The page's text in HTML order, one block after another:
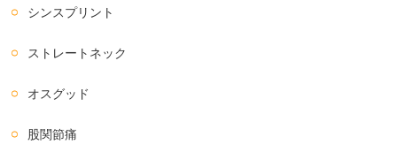
シンスプリント
ストレートネック
オスグッド
股関節痛